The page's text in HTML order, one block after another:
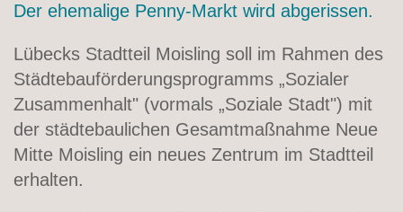
Der ehemalige Penny-Markt wird abgerissen.
Lübecks Stadtteil Moisling soll im Rahmen des
Städtebauförderungsprogramms „Sozialer
Zusammenhalt" (vormals „Soziale Stadt") mit
der städtebaulichen Gesamtmaßnahme Neue
Mitte Moisling ein neues Zentrum im Stadtteil
erhalten.